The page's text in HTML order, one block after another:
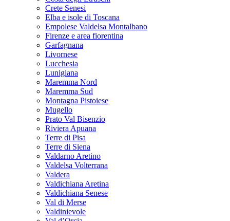
Crete Senesi
Elba e isole di Toscana
Empolese Valdelsa Montalbano
Firenze e area fiorentina
Garfagnana
Livornese
Lucchesia
Lunigiana
Maremma Nord
Maremma Sud
Montagna Pistoiese
Mugello
Prato Val Bisenzio
Riviera Apuana
Terre di Pisa
Terre di Siena
Valdarno Aretino
Valdelsa Volterrana
Valdera
Valdichiana Aretina
Valdichiana Senese
Val di Merse
Valdinievole